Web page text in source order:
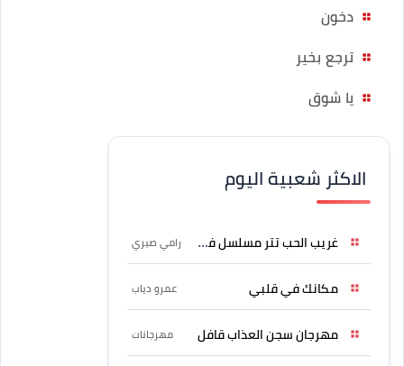
دخون
ترجع بخير
يا شوق
الاكثر شعبية اليوم
غريب الحب تتر مسلسل فرصة رامي صبري
مكانك في قلبي عمرو دياب
مهرجان سجن العذاب قافل مهرجانات